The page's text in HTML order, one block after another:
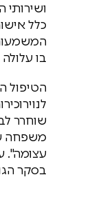
כלל
בו
הטיפול
שוחרר
משפחה
בסקר